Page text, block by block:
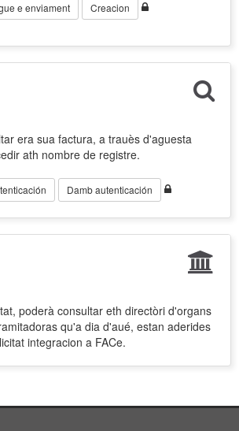
e enviament Creacion
era sua factura, a trauès d'aguesta
ath nombre de registre.
Damb autenticación
poderà consultar eth directòri d'organs
qu'a dia d'aué, estan aderides
integracion a FACe.